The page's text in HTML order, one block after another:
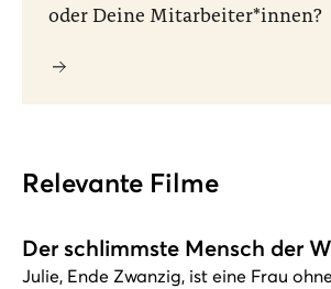
oder Deine Mitarbeiter*innen?
Relevante Filme
Der schlimmste Mensch der
Julie, Ende Zwanzig, ist eine Frau